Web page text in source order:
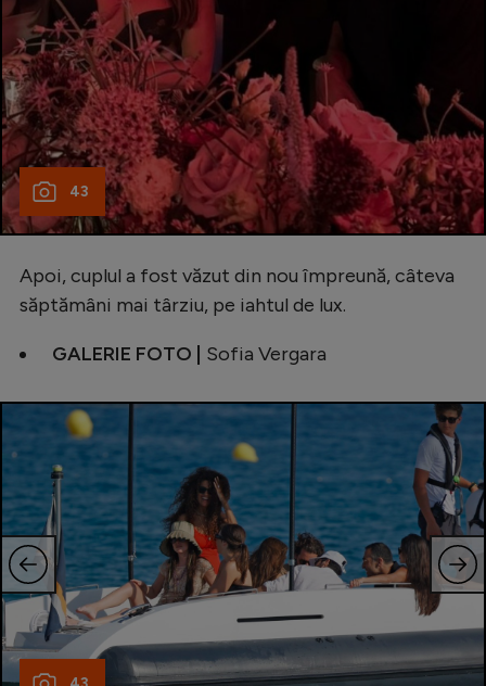
43
Apoi, cuplul a fost văzut din nou împreună, câteva
săptămâni mai târziu, pe iahtul de lux.
GALERIE FOTO | Sofia Vergara